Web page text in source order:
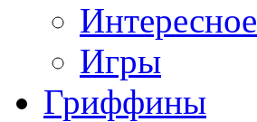
Интересное
Игры
Гриффины